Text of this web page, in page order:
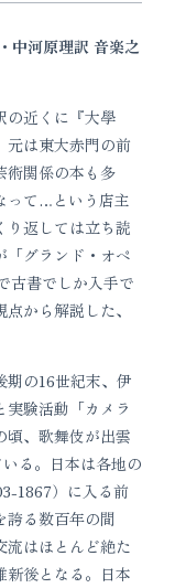
中河原理訳 音楽之
の近くに『大學
元は東大赤門の前
術関係の本も多
って…という店主
り返しては立ち読
「グランド・オペ
古書でしか入手で
から解説した、
の16世紀末、伊
実験活動「カメラ
頃、歌舞伎が出雲
る。日本は各地の
1867）に入る前
誇る数百年の間
流はほとんど絶た
新後となる。日本